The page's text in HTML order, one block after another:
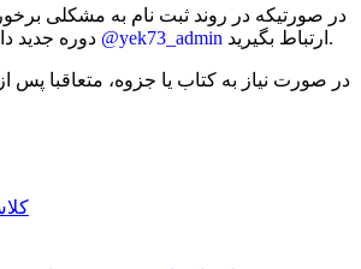
در صورتیکه در روند ثبت نام به مشکلی
@yek73_admin ارتباط بگیرید.
در صورت نیاز به کتاب یا جزوه، متعاقبا پس